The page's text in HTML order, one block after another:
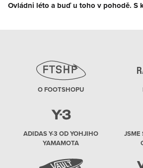
Next
Ovládni léto a buď u toho v pohodě. S
O FOOTSHOPU
ADIDAS Y-3 OD YOHJIHO
YAMAMOTA
JSME